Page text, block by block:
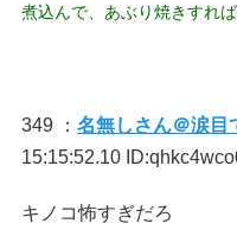
煮込んで、あぶり焼きすれ
349 ： 名無しさん＠涙目
15:15:52.10
キノコ怖すぎだろ